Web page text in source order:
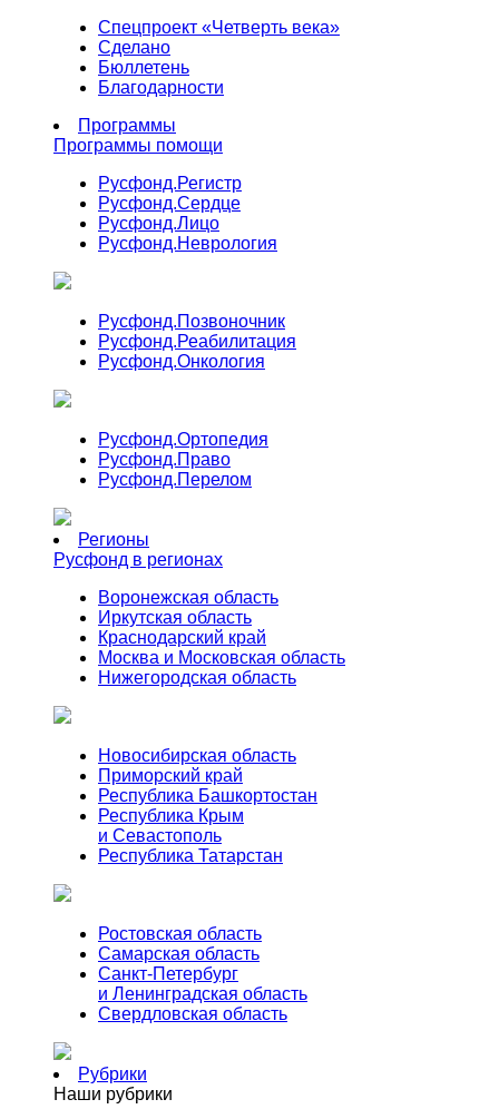
Спецпроект «Четверть века»
Сделано
Бюллетень
Благодарности
Программы
Программы помощи
Русфонд.Регистр
Русфонд.Сердце
Русфонд.Лицо
Русфонд.Неврология
Русфонд.Позвоночник
Русфонд.Реабилитация
Русфонд.Онкология
Русфонд.Ортопедия
Русфонд.Право
Русфонд.Перелом
Регионы
Русфонд в регионах
Воронежская область
Иркутская область
Краснодарский край
Москва и Московская область
Нижегородская область
Новосибирская область
Приморский край
Республика Башкортостан
Республика Крым
и Севастополь
Республика Татарстан
Ростовская область
Самарская область
Санкт-Петербург
и Ленинградская область
Свердловская область
Рубрики
Наши рубрики